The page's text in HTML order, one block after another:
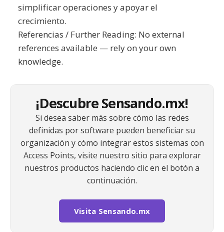
simplificar operaciones y apoyar el
crecimiento.
Referencias / Further Reading: No external
references available — rely on your own
knowledge.
¡Descubre Sensando.mx!
Si desea saber más sobre cómo las redes
definidas por software pueden beneficiar su
organización y cómo integrar estos sistemas con
Access Points, visite nuestro sitio para explorar
nuestros productos haciendo clic en el botón a
continuación.
Visita Sensando.mx